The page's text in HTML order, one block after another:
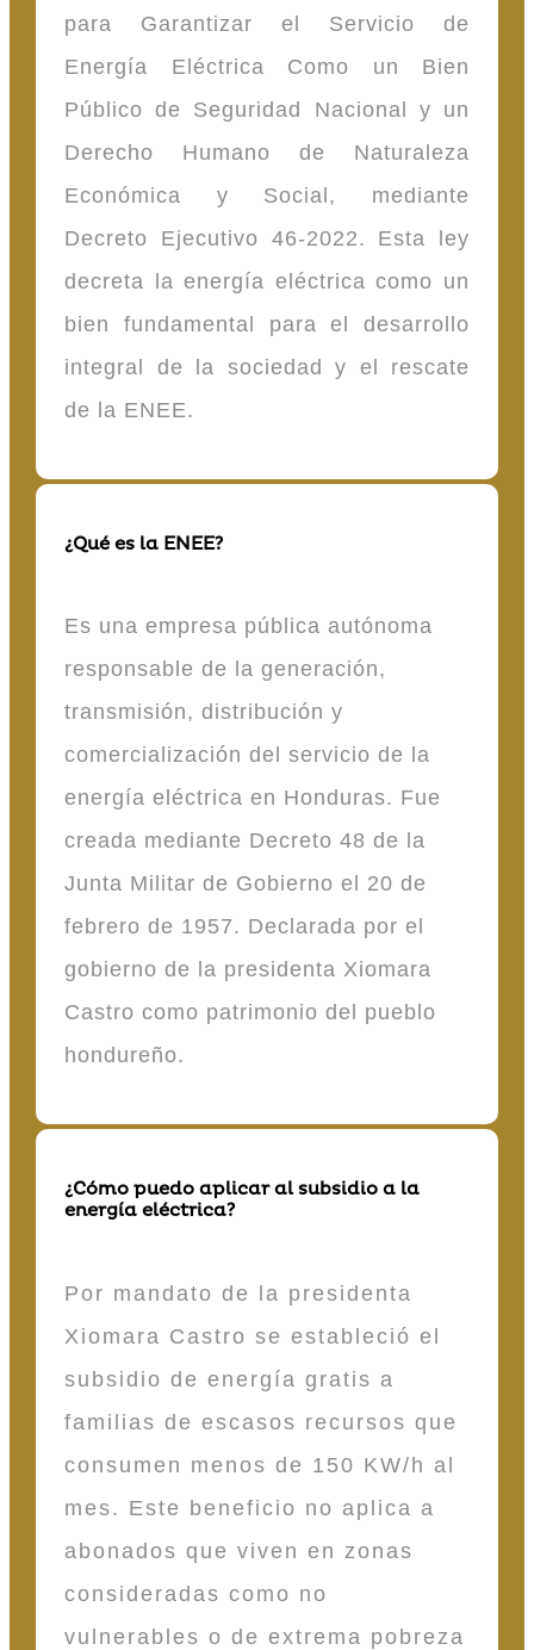
para Garantizar el Servicio de
Energía Eléctrica Como un Bien
Público de Seguridad Nacional y un
Derecho Humano de Naturaleza
Económica y Social, mediante
Decreto Ejecutivo 46-2022. Esta ley
decreta la energía eléctrica como un
bien fundamental para el desarrollo
integral de la sociedad y el rescate
de la ENEE.
¿Qué es la ENEE?
Es una empresa pública autónoma
responsable de la generación,
transmisión, distribución y
comercialización del servicio de la
energía eléctrica en Honduras. Fue
creada mediante Decreto 48 de la
Junta Militar de Gobierno el 20 de
febrero de 1957. Declarada por el
gobierno de la presidenta Xiomara
Castro como patrimonio del pueblo
hondureño.
¿Cómo puedo aplicar al subsidio a la
energía eléctrica?
Por mandato de la presidenta
Xiomara Castro se estableció el
subsidio de energía gratis a
familias de escasos recursos que
consumen menos de 150 KW/h al
mes. Este beneficio no aplica a
abonados que viven en zonas
consideradas como no
vulnerables o de extrema pobreza